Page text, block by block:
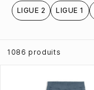
LIGUE 2 LIGUE 1
1086 produits